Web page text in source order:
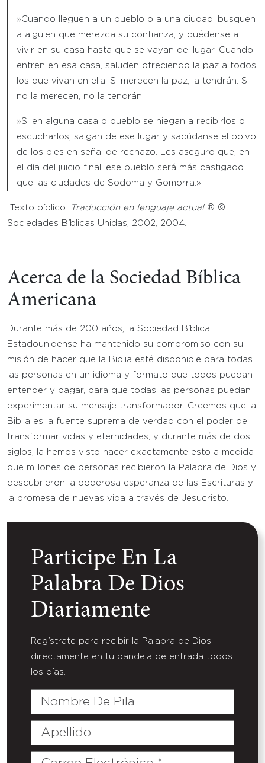
»Cuando lleguen a un pueblo o a una ciudad, busquen
a alguien que merezca su confianza, y quédense a
vivir en su casa hasta que se vayan del lugar. Cuando
entren en esa casa, saluden ofreciendo la paz a todos
los que vivan en ella. Si merecen la paz, la tendrán. Si
no la merecen, no la tendrán.
»Si en alguna casa o pueblo se niegan a recibirlos o
escucharlos, salgan de ese lugar y sacúdanse el polvo
de los pies en señal de rechazo. Les aseguro que, en
el día del juicio final, ese pueblo será más castigado
que las ciudades de Sodoma y Gomorra.»
Texto bíblico: Traducción en lenguaje actual® ©
Sociedades Bíblicas Unidas, 2002, 2004.
Acerca de la Sociedad Bíblica
Americana
Durante más de 200 años, la Sociedad Bíblica
Estadounidense ha mantenido su compromiso con su
misión de hacer que la Biblia esté disponible para todas
las personas en un idioma y formato que todos puedan
entender y pagar, para que todas las personas puedan
experimentar su mensaje transformador. Creemos que la
Biblia es la fuente suprema de verdad con el poder de
transformar vidas y eternidades, y durante más de dos
siglos, la hemos visto hacer exactamente esto a medida
que millones de personas recibieron la Palabra de Dios y
descubrieron la poderosa esperanza de las Escrituras y
la promesa de nuevas vida a través de Jesucristo.
Participe En La
Palabra De Dios
Diariamente
Regístrate para recibir la Palabra de Dios
directamente en tu bandeja de entrada todos
los días.
Nombre
Pila
Apellido
Correo